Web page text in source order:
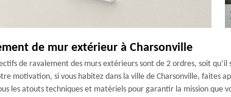
de mur extérieur à Charsonville
de ravalement des murs extérieurs sont de 2 ordres, soit
motivation, si vous habitez dans la ville de Charsonville,
les atouts techniques et matériels pour garantir la mission que